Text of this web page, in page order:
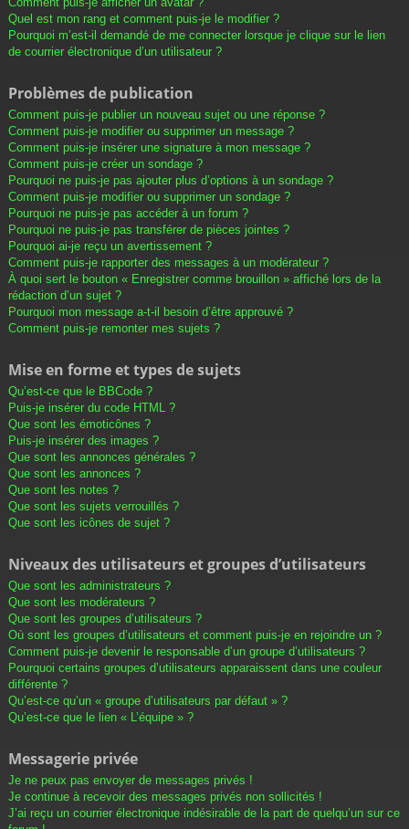
Quel est mon rang et comment puis-je le modifier ?
Pourquoi m’est-il demandé de me connecter lorsque je clique sur le lien
de courrier électronique d’un utilisateur ?
Problèmes de publication
Comment puis-je publier un nouveau sujet ou une réponse ?
Comment puis-je modifier ou supprimer un message ?
Comment puis-je insérer une signature à mon message ?
Comment puis-je créer un sondage ?
Pourquoi ne puis-je pas ajouter plus d’options à un sondage ?
Comment puis-je modifier ou supprimer un sondage ?
Pourquoi ne puis-je pas accéder à un forum ?
Pourquoi ne puis-je pas transférer de pièces jointes ?
Pourquoi ai-je reçu un avertissement ?
Comment puis-je rapporter des messages à un modérateur ?
À quoi sert le bouton « Enregistrer comme brouillon » affiché lors de la
rédaction d’un sujet ?
Pourquoi mon message a-t-il besoin d’être approuvé ?
Comment puis-je remonter mes sujets ?
Mise en forme et types de sujets
Qu’est-ce que le BBCode ?
Puis-je insérer du code HTML ?
Que sont les émoticônes ?
Puis-je insérer des images ?
Que sont les annonces générales ?
Que sont les annonces ?
Que sont les notes ?
Que sont les sujets verrouillés ?
Que sont les icônes de sujet ?
Niveaux des utilisateurs et groupes d’utilisateurs
Que sont les administrateurs ?
Que sont les modérateurs ?
Que sont les groupes d’utilisateurs ?
Où sont les groupes d’utilisateurs et comment puis-je en rejoindre un ?
Comment puis-je devenir le responsable d’un groupe d’utilisateurs ?
Pourquoi certains groupes d’utilisateurs apparaissent dans une couleur
différente ?
Qu’est-ce qu’un « groupe d’utilisateurs par défaut » ?
Qu’est-ce que le lien « L’équipe » ?
Messagerie privée
Je ne peux pas envoyer de messages privés !
Je continue à recevoir des messages privés non sollicités !
J’ai reçu un courrier électronique indésirable de la part de quelqu’un sur ce